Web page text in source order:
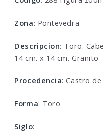
Zona: Pontevedra
Descripcion: Toro.
14 cm. x 14 cm. Granito
Procedencia: Castro de
Forma: Toro
Siglo: